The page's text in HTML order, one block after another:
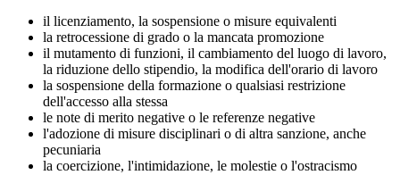
il licenziamento, la sospensione o misure equivalenti
la retrocessione di grado o la mancata promozione
il mutamento di funzioni, il cambiamento del luogo di lavoro,
la riduzione dello stipendio, la modifica dell'orario di lavoro
la sospensione della formazione o qualsiasi restrizione
dell'accesso alla stessa
le note di merito negative o le referenze negative
l'adozione di misure disciplinari o di altra sanzione, anche
pecuniaria
la coercizione, l'intimidazione, le molestie o l'ostracismo